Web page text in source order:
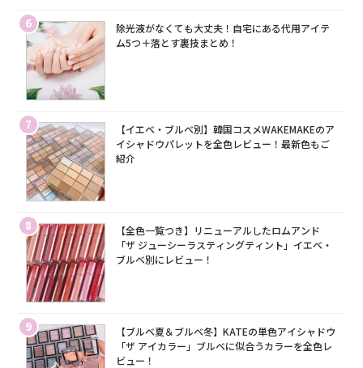
6
除光液がなくても大丈夫！自宅にある代用アイテ
ム5つ＋落とす裏技まとめ！
7
【イエベ・ブルベ別】韓国コスメWAKEMAKEのア
イシャドウパレットを全色レビュー！最新色もご
紹介
8
【全色一覧つき】リニューアルしたロムアンド
「ザ ジューシーラスティングティント」イエベ・
ブルベ別にレビュー！
9
【ブルベ夏＆ブルベ冬】KATEの単色アイシャドウ
「ザ アイカラー」ブルベに似合うカラーを全色レ
ビュー！